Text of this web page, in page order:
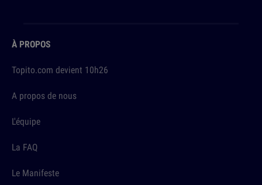
À PROPOS
Topito.com devient 10h26
A propos de nous
L'équipe
La FAQ
Le Manifeste